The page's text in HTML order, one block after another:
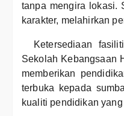
tanpa mengira lokasi.
karakter, melahirkan
Ketersediaan
Sekolah Kebangsaan
memberikan
terbuka kepada
kualiti pendidikan